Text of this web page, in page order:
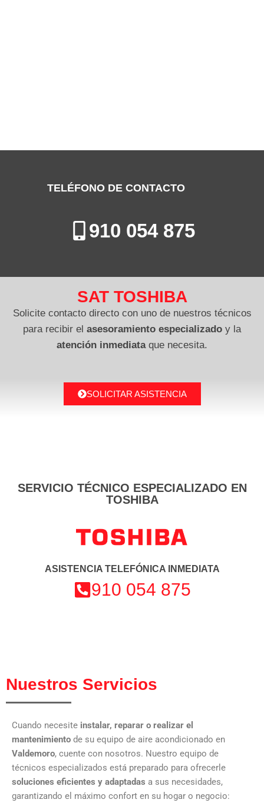
TELÉFONO DE CONTACTO
910 054 875
SAT TOSHIBA
Solicite contacto directo con uno de nuestros técnicos
para recibir el asesoramiento especializado y la
atención inmediataque necesita.
SOLICITAR ASISTENCIA
SERVICIO TÉCNICO ESPECIALIZADO EN
TOSHIBA
ASISTENCIA TELEFÓNICA INMEDIATA
910 054 875
Nuestros Servicios
Cuando necesite instalar, reparar o realizar el
mantenimiento de su equipo de aire acondicionado en
Valdemoro, cuente con nosotros. Nuestro equipo de
técnicos especializados está preparado para ofrecerle
soluciones eficientes y adaptadas a sus necesidades,
garantizando el máximo confort en su hogar o negocio: